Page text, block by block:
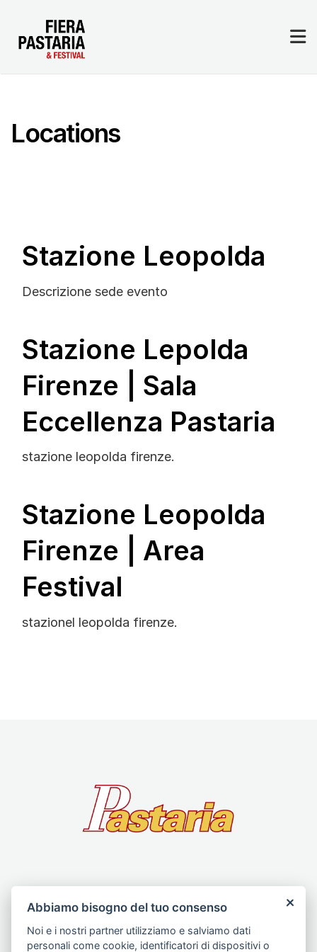
Dove Siamo
Accedi
Locations
Stazione Leopolda
Descrizione sede evento
Stazione Lepolda
Firenze | Sala
Eccellenza Pastaria
stazione leopolda firenze.
Stazione Leopolda
Firenze | Area
Festival
stazionel leopolda firenze.
Kinski Editori S.r.l. | Partita IVA 02552850352 | T.
0521 1564934 |info@pastaria.it
Abbiamo bisogno del tuo consenso
Noi e i nostri partner utilizziamo e salviamo dati
personali come cookie, identificatori di dispositivi o